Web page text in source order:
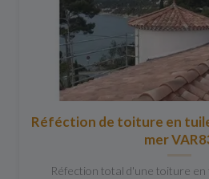
Réféction de toiture en
mer
Réfection total d'une toiture